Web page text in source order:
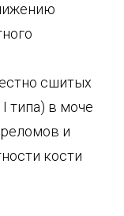
сшитых
типа) в моче
и
кости